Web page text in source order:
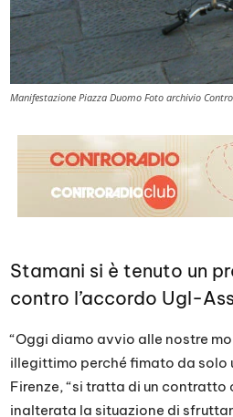
Manifestazione Piazza Duomo Foto archivio
Stamani si è tenuto un
contro l’accordo Ugl-
“Oggi diamo avvio alle nostre
illegittimo perché fimato da solo
Firenze, “si tratta di un
inalterata la situazione di